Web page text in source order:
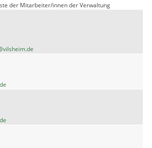
der Mitarbeiter/innen der Verwaltung